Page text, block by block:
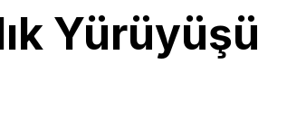
Yürüyüşü